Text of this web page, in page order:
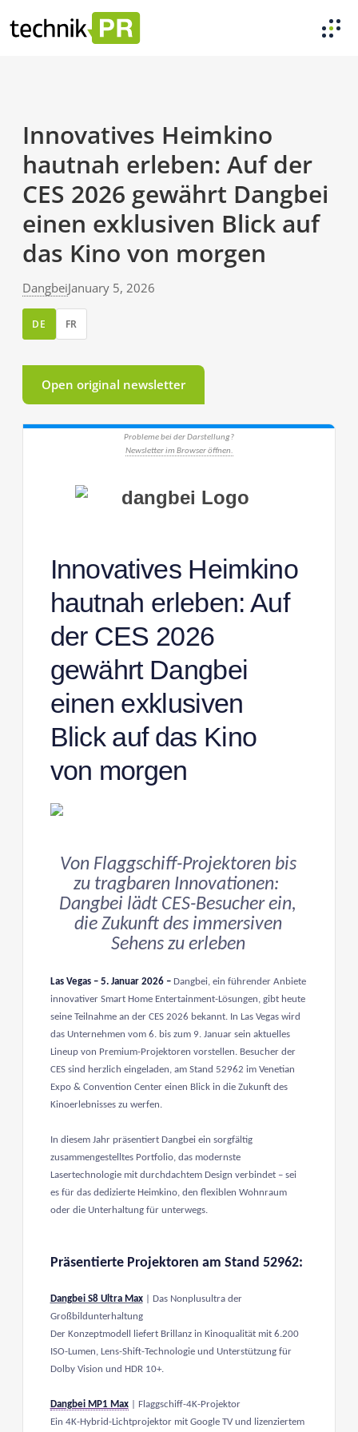
Innovatives Heimkino
hautnah erleben: Auf der
CES 2026 gewährt Dangbei
einen exklusiven Blick auf
das Kino von morgen
DangbeiJanuary 5, 2026
DE FR
Open original newsletter